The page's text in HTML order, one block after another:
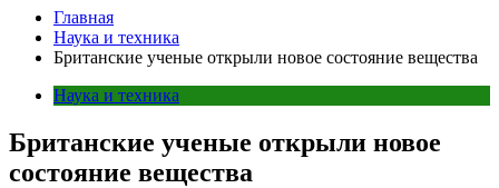
Главная
Наука и техника
Британские ученые открыли новое состояние вещества
Наука и техника
Британские ученые открыли новое
состояние вещества